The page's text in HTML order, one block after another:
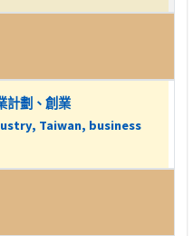
計劃、創業
Taiwan, business